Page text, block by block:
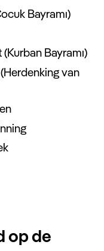
Bayramı)
Bayramı)
van
op de